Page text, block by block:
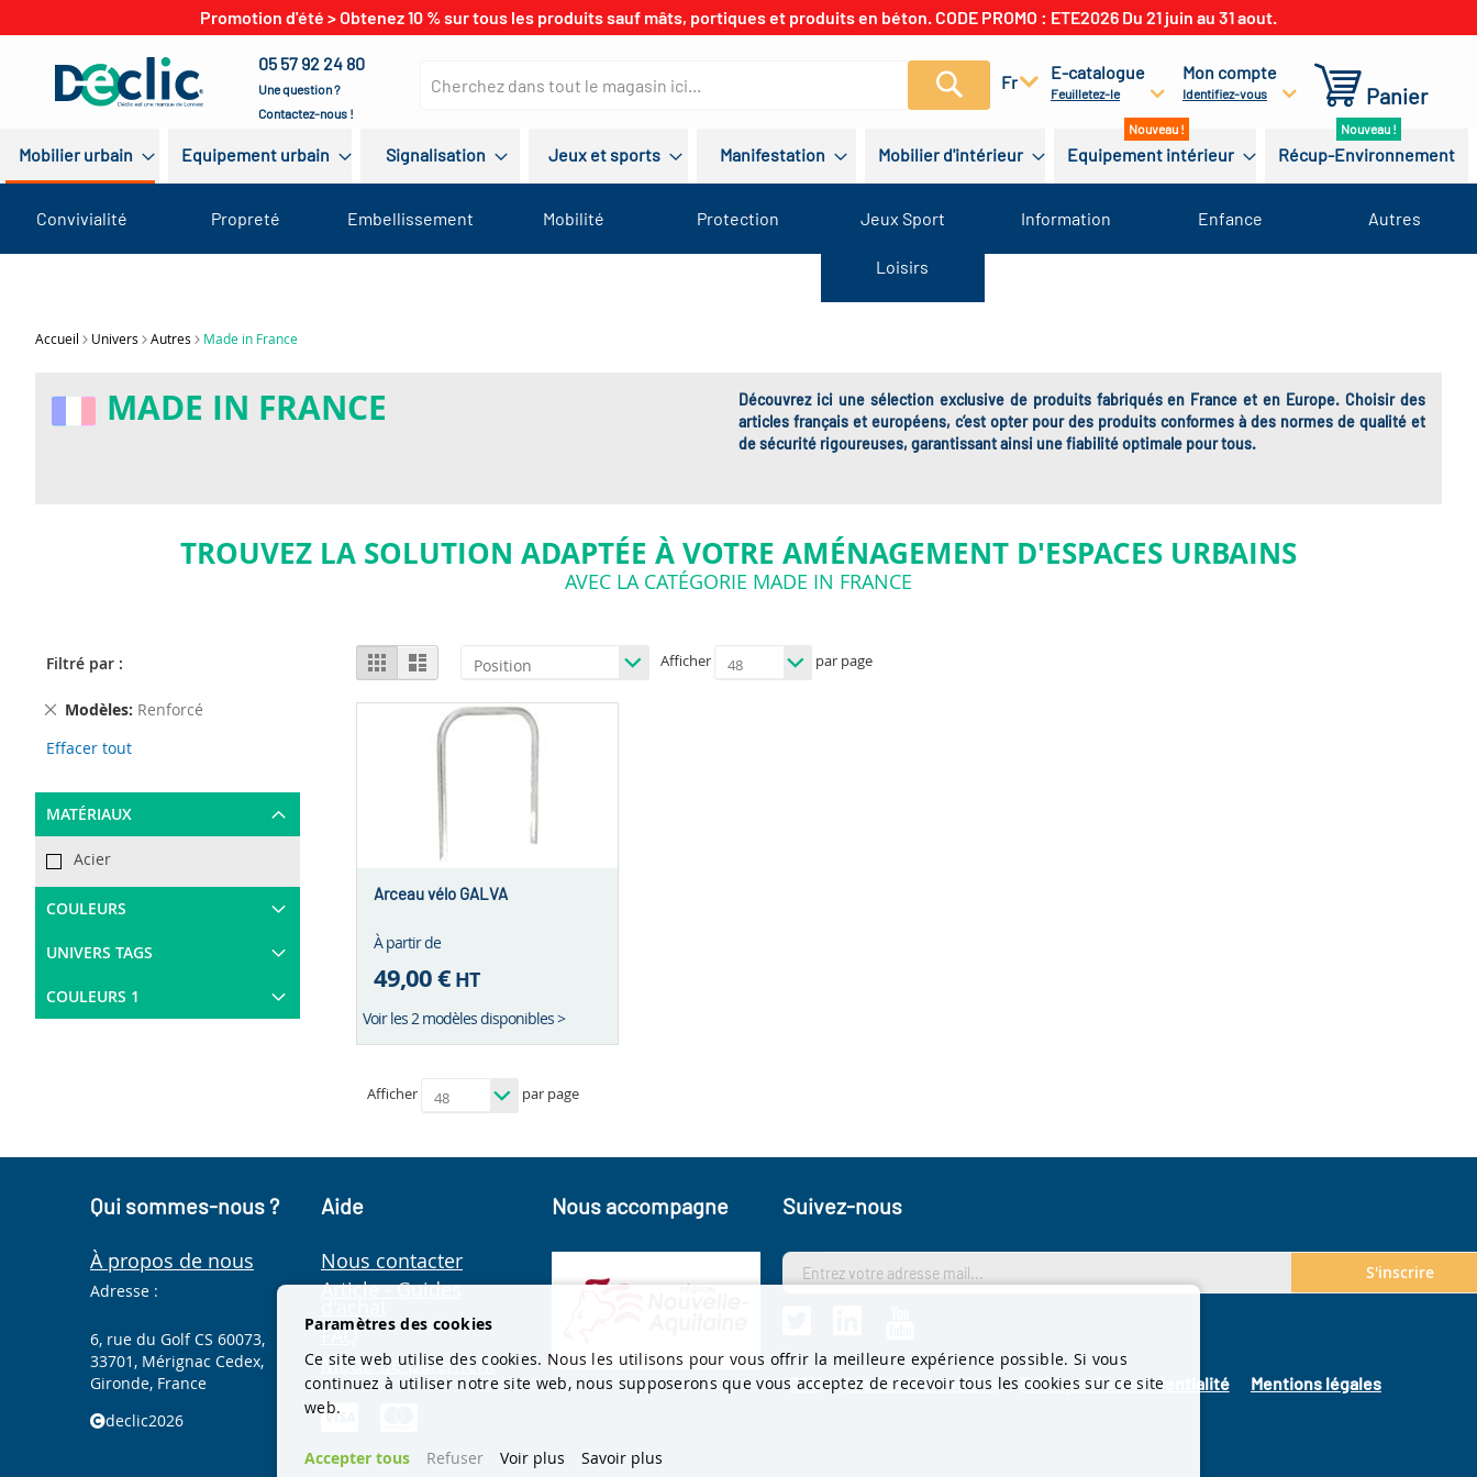
Promotion d'été > Obtenez 10 % sur tous les produits sauf mâts, portiques et produits en béton. CODE PROMO : ETE2026 Du 21 juin au 31 aout.
05 57 92 24 80
Une question ?
Contactez-nous !
Recherchez
Fr E-catalogue
Feuilletez-le
Mon compte
Identifiez-vous Panier
Mobilier urbain Equipement urbain Signalisation Jeux et sports Manifestation Mobilier d'intérieur Equipement intérieur Récup-Environnement
Convivialité Propreté Embellissement Mobilité Protection Jeux Sport
Loisirs
Information Enfance Autres
Accueil Univers Autres Made in France
MADE IN FRANCE
Découvrez ici une sélection exclusive de produits fabriqués en France et en Europe. Choisir des
articles français et européens, c’est opter pour des produits conformes à des normes de qualité et
de sécurité rigoureuses, garantissant ainsi une fiabilité optimale pour tous.
TROUVEZ LA SOLUTION ADAPTÉE À VOTRE AMÉNAGEMENT D'ESPACES URBAINS
AVEC LA CATÉGORIE MADE IN FRANCE
View
as
Grid List Afficher par page
Arceau vélo GALVA
À partir de
49,00 €HT
Voir les 2 modèles disponibles >
Afficher par page
Filtré par :
Modèles Renforcé
Remove
Item
Effacer tout
MATÉRIAUX
Acier
COULEURS
UNIVERS TAGS
COULEURS 1
Qui sommes-nous ?
À propos de nous
Adresse :
6, rue du Golf CS 60073,
33701, Mérignac Cedex,
Gironde, France
declic2026
Aide
Nous contacter
Article - Guides
FAQ
Mode de paiement
Nous accompagne Suivez-nous
S'inscrire
CGV Gestion des cookies Politique de confidentialité Mentions légales
Paramètres des cookies
Ce site web utilise des cookies. Nous les utilisons pour vous offrir la meilleure expérience possible. Si vous
continuez à utiliser notre site web, nous supposerons que vous acceptez de recevoir tous les cookies sur ce site
web.
Accepter tous Refuser Voir plus Savoir plus